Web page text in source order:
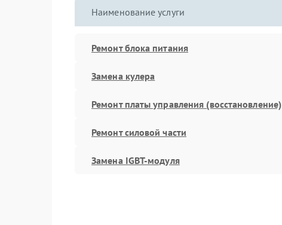
Наименование услуги
Ремонт блока питания
Замена кулера
Ремонт платы управления (восстановление)
Ремонт силовой части
Замена IGBT-модуля